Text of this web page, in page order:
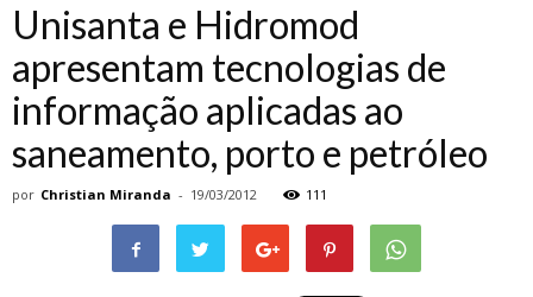
Unisanta e Hidromod
apresentam tecnologias de
informação aplicadas ao
saneamento, porto e petróleo
por Christian Miranda - 19/03/2012 111